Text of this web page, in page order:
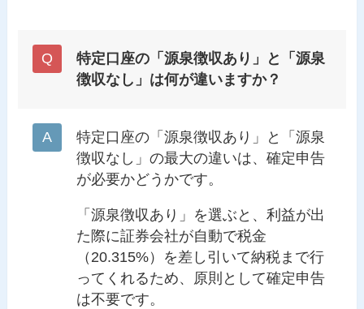
特定口座の「源泉徴収あり」と「源泉
徴収なし」は何が違いますか？
特定口座の「源泉徴収あり」と「源泉
徴収なし」の最大の違いは、確定申告
が必要かどうかです。
「源泉徴収あり」を選ぶと、利益が出
た際に証券会社が自動で税金
（20.315%）を差し引いて納税まで行
ってくれるため、原則として確定申告
は不要です。